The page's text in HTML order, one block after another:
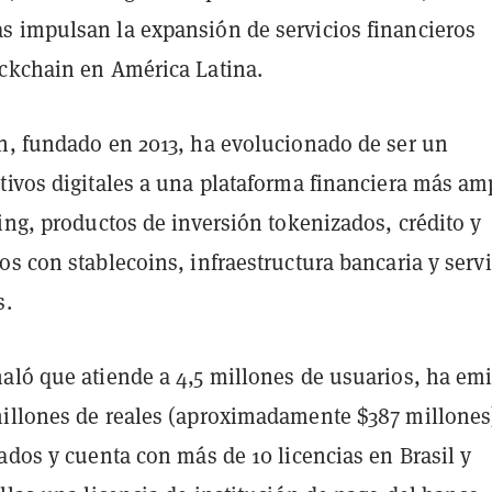
impulsan la expansión de servicios financieros
en América Latina.
fundado en 2013, ha evolucionado de ser un
digitales a una plataforma financiera más
productos de inversión tokenizados, crédito y
con stablecoins, infraestructura bancaria y
que atiende a 4,5 millones de usuarios, ha
de reales (aproximadamente $387
y cuenta con más de 10 licencias en Brasil y